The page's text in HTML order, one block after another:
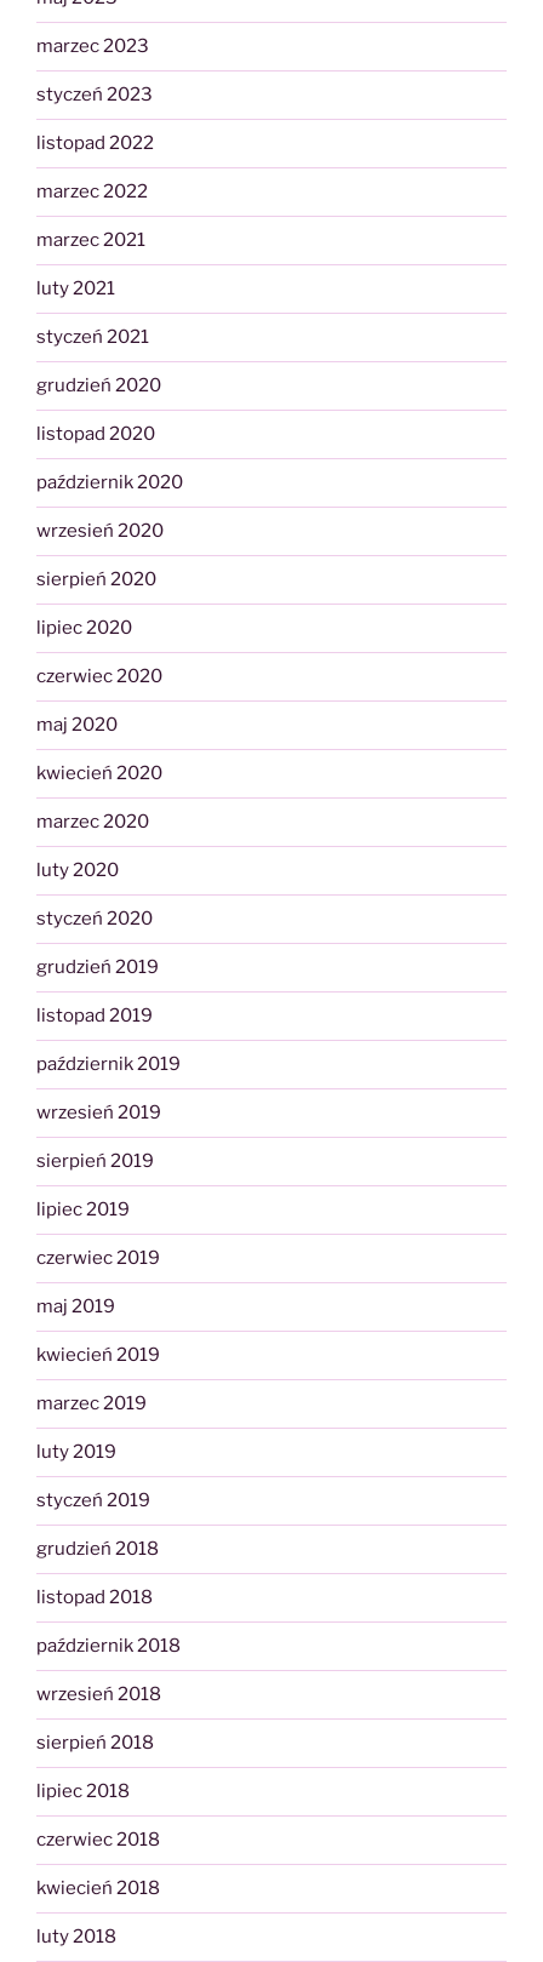
marzec 2023
styczeń 2023
listopad 2022
marzec 2022
marzec 2021
luty 2021
styczeń 2021
grudzień 2020
listopad 2020
październik 2020
wrzesień 2020
sierpień 2020
lipiec 2020
czerwiec 2020
maj 2020
kwiecień 2020
marzec 2020
luty 2020
styczeń 2020
grudzień 2019
listopad 2019
październik 2019
wrzesień 2019
sierpień 2019
lipiec 2019
czerwiec 2019
maj 2019
kwiecień 2019
marzec 2019
luty 2019
styczeń 2019
grudzień 2018
listopad 2018
październik 2018
wrzesień 2018
sierpień 2018
lipiec 2018
czerwiec 2018
kwiecień 2018
luty 2018